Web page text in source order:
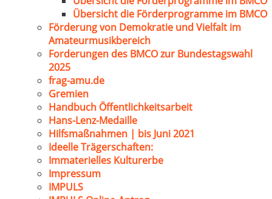
Übersicht die Förderprogramme im BMCO
Förderung von Demokratie und Vielfalt im
Amateurmusikbereich
Forderungen des BMCO zur Bundestagswahl
2025
frag-amu.de
Gremien
Handbuch Öffentlichkeitsarbeit
Hans-Lenz-Medaille
Hilfsmaßnahmen | bis Juni 2021
Ideelle Trägerschaften:
Immaterielles Kulturerbe
Impressum
IMPULS